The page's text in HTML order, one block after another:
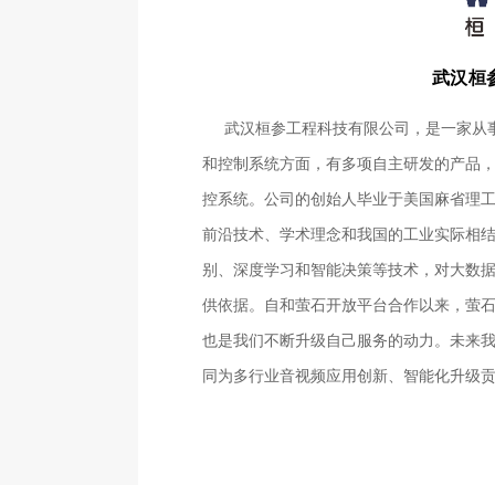
武汉桓
武汉桓参工程科技有限公司，是一家从
和控制系统方面，有多项自主研发的产品
控系统。公司的创始人毕业于美国麻省理
前沿技术、学术理念和我国的工业实际相
别、深度学习和智能决策等技术，对大数
供依据。 自和萤石开放平台合作以来，萤
也是我们不断升级自己服务的动力。未来
同为多行业音视频应用创新、智能化升级